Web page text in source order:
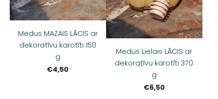
Medus MAZAIS LĀCIS ar
dekoratīvu karotīti 150
g
€4,50
Medus Lielais LĀCIS ar
dekoratīvu karotīti 370
g
€6,50